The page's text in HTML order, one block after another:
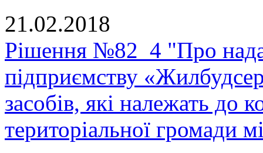
21.02.2018
Рішення №82_4 "Про
підприємству
засобів, які належать до
територіальної громади